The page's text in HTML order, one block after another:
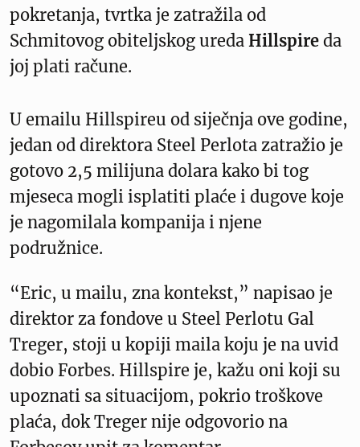
pokretanja, tvrtka je zatražila od
Schmitovog obiteljskog ureda Hillspire da
joj plati račune.
U emailu Hillspireu od siječnja ove godine,
jedan od direktora Steel Perlota zatražio je
gotovo 2,5 milijuna dolara kako bi tog
mjeseca mogli isplatiti plaće i dugove koje
je nagomilala kompanija i njene
podružnice.
“Eric, u mailu, zna kontekst,” napisao je
direktor za fondove u Steel Perlotu Gal
Treger, stoji u kopiji maila koju je na uvid
dobio Forbes. Hillspire je, kažu oni koji su
upoznati sa situacijom, pokrio troškove
plaća, dok Treger nije odgovorio na